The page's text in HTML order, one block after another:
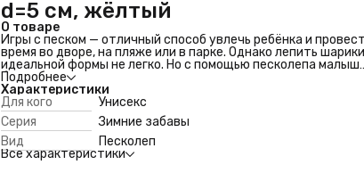
d=5 см, жёлтый
О товаре
Игры с песком — отличный способ увлечь ребёнка и
время во дворе, на пляже или в парке. Однако лепить шарики
идеальной формы не легко. Но с помощью песколепа малыш
будет создавать идеальные песочные шарики за несколько
секунд!
Как использовать
Просто наберите влажный песок в лепестки песколепа и
сжимайте его, чтобы создать красивый и гладкий шар.
песколеп прослужил вам не один сезон, промывайте его
после каждого использования.
Особенности песколепа
Подробнее
Характеристики
Для кого
Унисекс
Серия
Зимние забавы
Вид
Песколеп
Все характеристики